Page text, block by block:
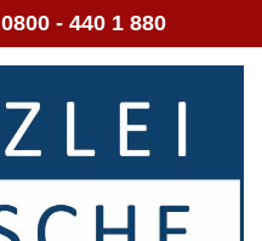
0800 - 440 1 880